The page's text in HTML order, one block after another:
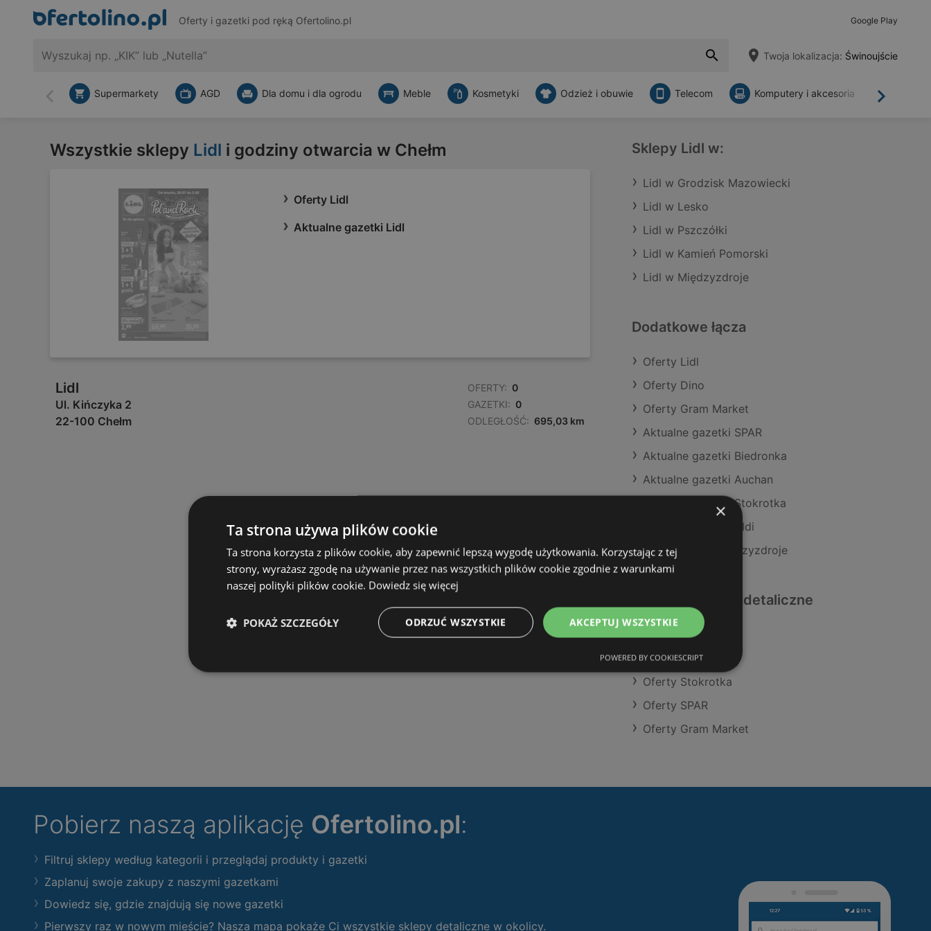
Oferty i gazetki pod ręką Ofertolino.pl Google Play
Twoja lokalizacja: Świnoujście
Wstecz Dalej
Supermarkety AGD Dla domu i dla ogrodu Meble Kosmetyki Odzież i obuwie Telecom Komputery i akcesoria
Wszystkie sklepy Lidl i godziny otwarcia w Chełm
Oferty Lidl
Aktualne gazetki Lidl
Lidl
Ul. Kińczyka 2
22-100 Chełm
OFERTY: 0
GAZETKI: 0
ODLEGŁOŚĆ: 695,03 km
Sklepy Lidl w:
Lidl w Grodzisk Mazowiecki
Lidl w Lesko
Lidl w Pszczółki
Lidl w Kamień Pomorski
Lidl w Międzyzdroje
Dodatkowe łącza
Oferty Lidl
Oferty Dino
Oferty Gram Market
Aktualne gazetki SPAR
Aktualne gazetki Biedronka
Aktualne gazetki Auchan
Aktualne gazetki Stokrotka
Aktualne gazetki Aldi
Sklepy Lidl w Międzyzdroje
Podobne sklepy detaliczne
Oferty Kaufland
Oferty Aldi
Oferty Stokrotka
Oferty SPAR
Oferty Gram Market
Pobierz naszą aplikację Ofertolino.pl:
Filtruj sklepy według kategorii i przeglądaj produkty i gazetki
Zaplanuj swoje zakupy z naszymi gazetkami
Dowiedz się, gdzie znajdują się nowe gazetki
Pierwszy raz w nowym mieście? Nasza mapa pokaże Ci wszystkie sklepy detaliczne w okolicy.
×
Ta strona używa plików cookie
Ta strona korzysta z plików cookie, aby zapewnić lepszą wygodę użytkowania. Korzystając z tej
strony, wyrażasz zgodę na używanie przez nas wszystkich plików cookie zgodnie z warunkami
naszej polityki plików cookie. Dowiedz się więcej
AKCEPTUJ WSZYSTKIE
ODRZUĆ WSZYSTKIE
POKAŻ SZCZEGÓŁY
POWERED BY COOKIESCRIPT